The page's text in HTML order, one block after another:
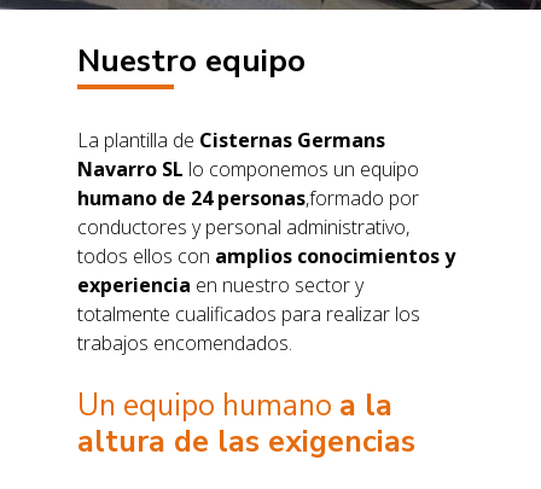
Nuestro equipo
La plantilla de Cisternas Germans
Navarro SL lo componemos un equipo
humano de 24 personas,formado por
conductores y personal administrativo,
todos ellos con amplios conocimientos y
experiencia en nuestro sector y
totalmente cualificados para realizar los
trabajos encomendados.
Un equipo humano a la
altura de las exigencias